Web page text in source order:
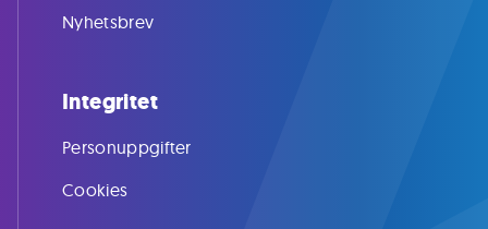
Nyhetsbrev
Integritet
Personuppgifter
Cookies